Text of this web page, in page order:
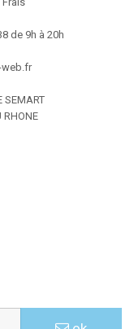
de 9h à 20h
SEMART
RHONE